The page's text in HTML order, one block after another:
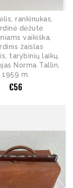
rankinukas,
dėžutė
vaikiška,
žaislas
tarybinių laikų.
Norma Tallin,
1959 m.
€56